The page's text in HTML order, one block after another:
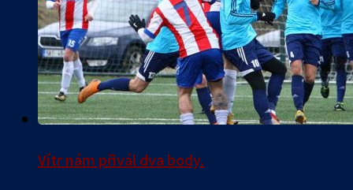
Vítr nám přivál dva body.